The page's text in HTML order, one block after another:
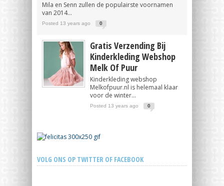
Mila en Senn zullen de populairste voornamen
van 2014...
Posted 13 years ago 0
Gratis Verzending Bij
Kinderkleding Webshop
Melk Of Puur
Kinderkleding webshop
Melkofpuur.nl is helemaal klaar
voor de winter...
Posted 13 years ago 0
VOLG ONS OP TWITTER OF FACEBOOK